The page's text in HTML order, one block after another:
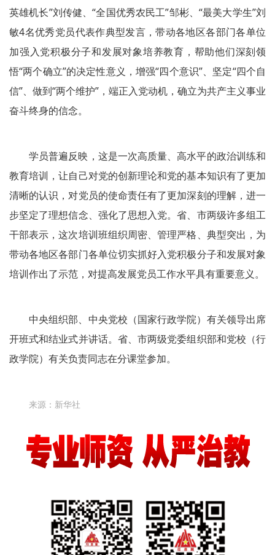
英雄机长”刘传健、“全国优秀农民工”邹彬、“最美大学生”刘
敏4名优秀党员代表作典型发言，带动各地区各部门各单位
加强入党积极分子和发展对象培养教育，帮助他们深刻领
悟“两个确立”的决定性意义，增强“四个意识”、坚定“四个自
信”、做到“两个维护”，端正入党动机，确立为共产主义事业
奋斗终身的信念。
学员普遍反映，这是一次高质量、高水平的政治训练和
教育培训，让自己对党的创新理论和党的基本知识有了更加
清晰的认识，对党员的使命责任有了更加深刻的理解，进一
步坚定了理想信念、强化了思想入党。省、市两级许多组工
干部表示，这次培训班组织周密、管理严格、典型突出，为
带动各地区各部门各单位切实抓好入党积极分子和发展对象
培训作出了示范，对提高发展党员工作水平具有重要意义。
中央组织部、中央党校（国家行政学院）有关领导出席
开班式和结业式并讲话。省、市两级党委组织部和党校（行
政学院）有关负责同志在分课堂参加。
来源：新华社